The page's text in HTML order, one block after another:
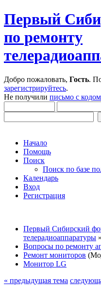
Первый
по ремонту
Добро пожаловать, Гость.
зарегистрируйтесь.
Не получили письмо с
Начало
Помощь
Поиск
Поиск по базе
Календарь
Вход
Регистрация
Первый Сибирский
телерадиоаппаратуры »
Вопросы по ремонту
Ремонт мониторов
Монитор LG
« предыдущая тема